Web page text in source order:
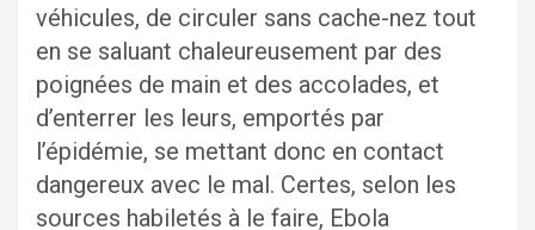
véhicules, de circuler sans cache-nez tout
en se saluant chaleureusement par des
poignées de main et des accolades, et
d’enterrer les leurs, emportés par
l’épidémie, se mettant donc en contact
dangereux avec le mal. Certes, selon les
sources habiletés à le faire, Ebola